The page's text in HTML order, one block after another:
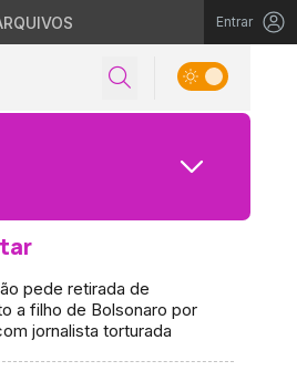
Entrar
pede retirada de
a filho de Bolsonaro por
jornalista torturada